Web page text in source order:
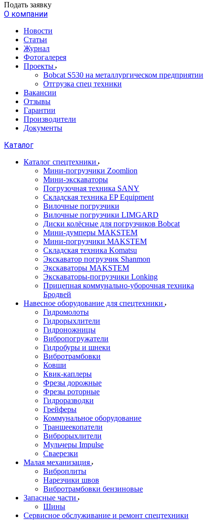
Подать заявку
О компании
Новости
Статьи
Журнал
Фотогалерея
Проекты
Bobcat S530 на металлургическом предприятии
Отгрузка спец техники
Вакансии
Отзывы
Гарантии
Производители
Документы
Каталог
Каталог спецтехники
Мини-погрузчики Zoomlion
Мини-экскаваторы
Погрузочная техника SANY
Складская техника EP Equipment
Вилочные погрузчики
Вилочные погрузчики LIMGARD
Диски колёсные для погрузчиков Bobcat
Мини-думперы MAKSTEM
Мини-погрузчики MAKSTEM
Складская техника Komatsu
Экскаватор погрузчик Shanmon
Экскаваторы MAKSTEM
Экскаваторы-погрузчики Lonking
Прицепная коммунально-уборочная техника
Бродвей
Навесное оборудование для спецтехники
Гидромолоты
Гидрорыхлители
Гидроножницы
Вибропогружатели
Гидробуры и шнеки
Вибротрамбовки
Ковши
Квик-каплеры
Фрезы дорожные
Фрезы роторные
Гидроразводки
Грейферы
Коммунальное оборудование
Траншеекопатели
Виброрыхлители
Мульчеры Impulse
Сваерезки
Малая механизация
Виброплиты
Нарезчики швов
Вибротрамбовки бензиновые
Запасные части
Шины
Сервисное обслуживание и ремонт спецтехники